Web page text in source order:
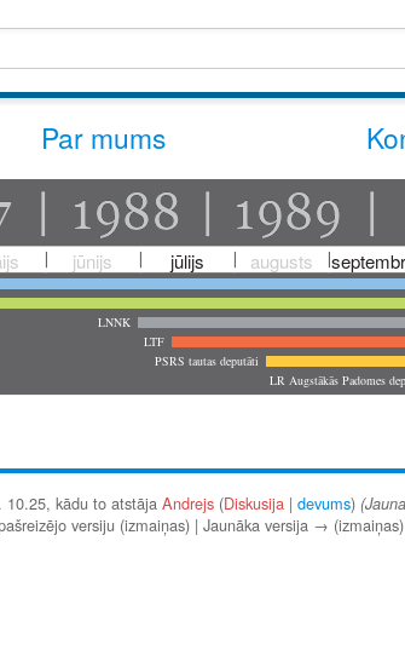
Par mums
jūnijs jūlijs augusts
LNNK
LTF
PSRS tautas deputāti
LR Augstākās Padomes
10.25, kādu to atstāja Andrejs (Diskusija | devums)
versiju (izmaiņas) | Jaunāka versija → (izmaiņas)